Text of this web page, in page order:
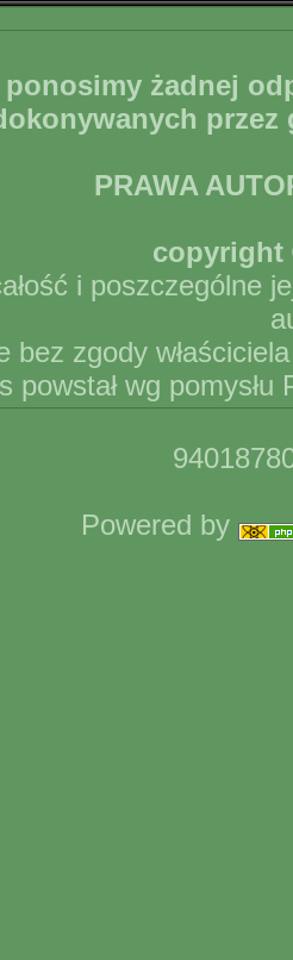
ponosimy żadnej
PRAWA
copyright
i poszczególne
bez zgody
powstał wg
Powered by